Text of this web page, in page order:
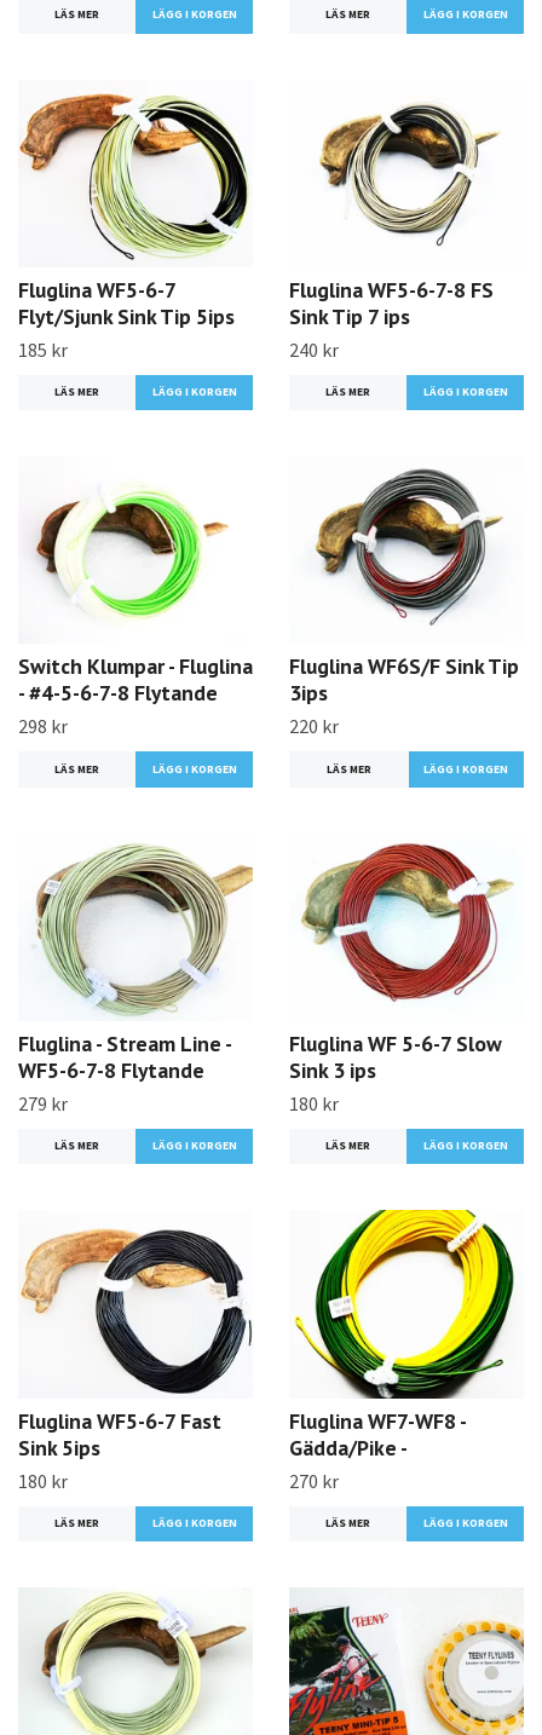
LÄS MER LÄGG I KORGEN LÄS MER LÄGG I KORGEN
Fluglina WF5-6-7
Flyt/Sjunk Sink Tip 5ips
185 kr
LÄS MER LÄGG I KORGEN
Fluglina WF5-6-7-8 FS
Sink Tip 7 ips
240 kr
LÄS MER LÄGG I KORGEN
Switch Klumpar - Fluglina
- #4-5-6-7-8 Flytande
298 kr
LÄS MER LÄGG I KORGEN
Fluglina WF6S/F Sink Tip
3ips
220 kr
LÄS MER
Fluglina - Stream Line -
WF5-6-7-8 Flytande
279 kr
LÄS MER LÄGG I KORGEN
Fluglina WF 5-6-7 Slow
Sink 3 ips
180 kr
LÄS MER LÄGG I KORGEN
Fluglina WF5-6-7 Fast
Sink 5ips
180 kr
LÄS MER LÄGG I KORGEN
Fluglina WF7-WF8 -
Gädda/Pike -
270 kr
LÄS MER LÄGG I KORGEN